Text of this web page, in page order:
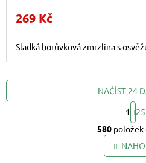
269 Kč
Sladká borůvková zmrzlina s
NAČÍST 24
1
25
580 položek